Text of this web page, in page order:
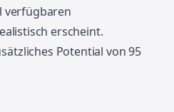
verfügbaren
erscheint.
Potential von 95